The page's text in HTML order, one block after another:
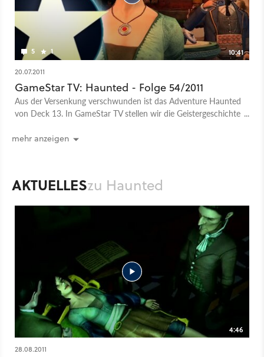
5 1 10:41
20.07.2011
GameStar TV: Haunted - Folge 54/2011
Aus der Versenkung verschwunden ist das Adventure Haunted
von Deck 13. In GameStar TV stellen wir die Geistergeschichte
mehr anzeigen
AKTUELLESzu Haunted
4:46
28.08.2011